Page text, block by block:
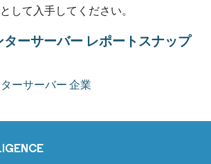
して入手してください。
ーサーバー レポートスナップ
ーサーバー 企業